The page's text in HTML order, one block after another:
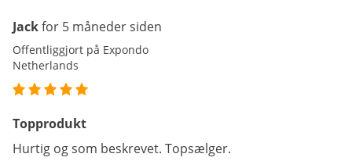
Jackfor 5 måneder siden
Offentliggjort på Expondo
Netherlands
Topprodukt
Hurtig og som beskrevet. Topsælger.